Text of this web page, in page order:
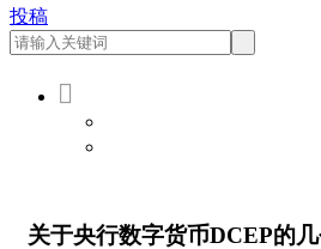
投稿

关于央行数字货币DCEP的